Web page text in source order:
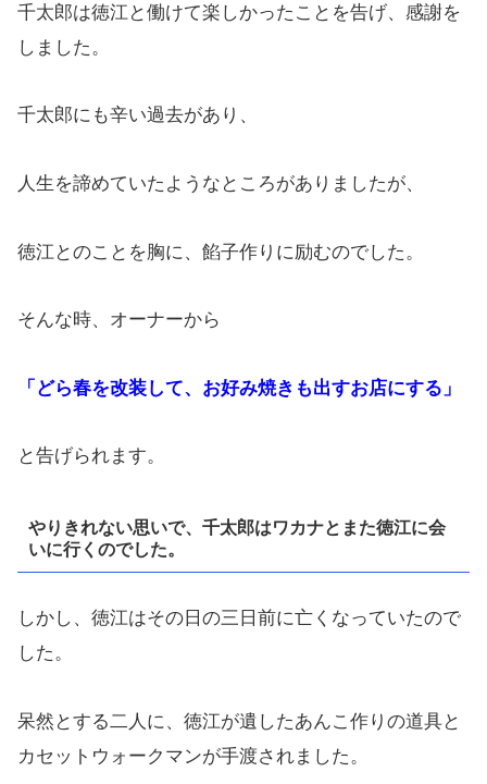
千太郎は徳江と働けて楽しかったことを告げ、感謝を
しました。
千太郎にも辛い過去があり、
人生を諦めていたようなところがありましたが、
徳江とのことを胸に、餡子作りに励むのでした。
そんな時、オーナーから
「どら春を改装して、お好み焼きも出すお店にする」
と告げられます。
やりきれない思いで、千太郎はワカナとまた徳江に会
いに行くのでした。
しかし、徳江はその日の三日前に亡くなっていたので
した。
呆然とする二人に、徳江が遺したあんこ作りの道具と
カセットウォークマンが手渡されました。